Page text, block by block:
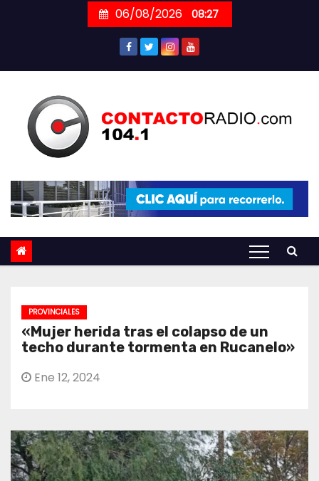
06/08/2026 08:27
PROVINCIALES
«Mujer herida tras el colapso de un
techo durante tormenta en Rucanelo»
Ene 12, 2024